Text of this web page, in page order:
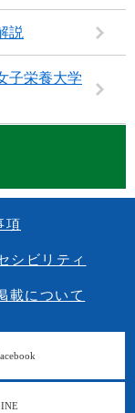
説
子栄養大学
項
シビリティ
載について